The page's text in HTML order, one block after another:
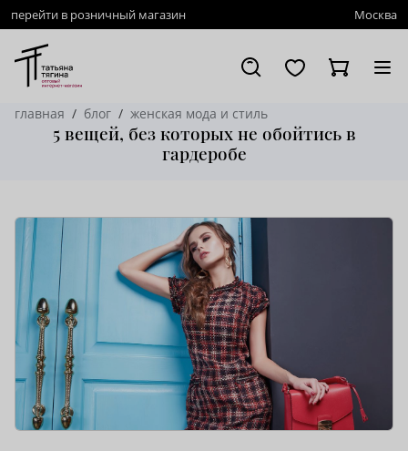
перейти в розничный магазин Москва
главная блог женская мода и стиль
5 вещей, без которых не обойтись в
гардеробе